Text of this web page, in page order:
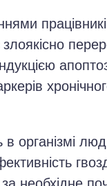
в організмі